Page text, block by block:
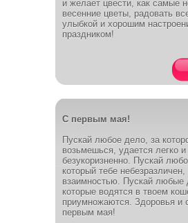
и желает цвести, как самые
весенние цветы, радовать
улыбкой и хорошим
праздником!
С первым мая!
Пускай любое дело, за
возьмешься, удается легко и
безукоризненно. Пускай
который тебе небезразличен,
взаимностью. Пускай любые
которые водятся в твоем
приумножаются. Здоровья и
первым мая!